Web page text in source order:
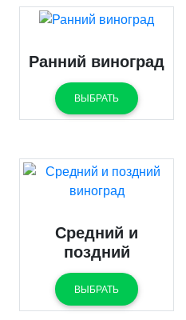
Ранний виноград
ВЫБРАТЬ
Средний и
поздний
ВЫБРАТЬ